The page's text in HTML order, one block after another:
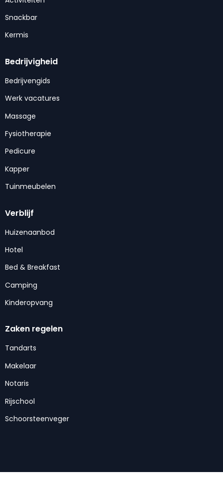
Snackbar
Kermis
Bedrijvigheid
Bedrijvengids
Werk vacatures
Massage
Fysiotherapie
Pedicure
Kapper
Tuinmeubelen
Verblijf
Huizenaanbod
Hotel
Bed & Breakfast
Camping
Kinderopvang
Zaken regelen
Tandarts
Makelaar
Notaris
Rijschool
Schoorsteenveger